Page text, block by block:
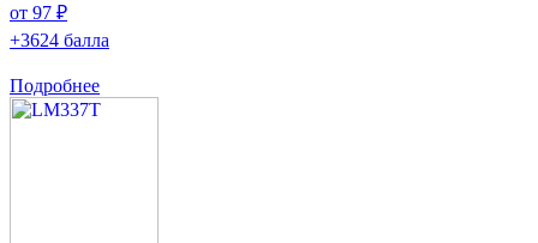
от 97 ₽
+3624 балла
Подробнее